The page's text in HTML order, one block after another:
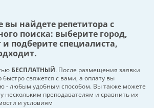
найдете репетитора с
поиска: выберите город,
подберите специалиста,
БЕСПЛАТНЫЙ. После размещения заявки
свяжется с вами, а оплату вы
- любым удобным способом. Вы также можете
нескольким преподавателям и сравнить их
и условиям